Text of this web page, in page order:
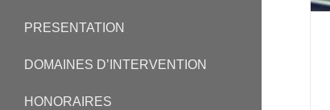
PRESENTATION
DOMAINES D’INTERVENTION
HONORAIRES